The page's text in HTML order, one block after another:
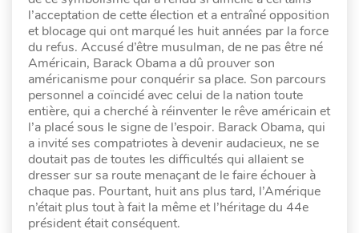
l’acceptation de cette élection et a entraîné opposition
et blocage qui ont marqué les huit années par la force
du refus. Accusé d’être musulman, de ne pas être né
Américain, Barack Obama a dû prouver son
américanisme pour conquérir sa place. Son parcours
personnel a coïncidé avec celui de la nation toute
entière, qui a cherché à réinventer le rêve américain et
l’a placé sous le signe de l’espoir. Barack Obama, qui
a invité ses compatriotes à devenir audacieux, ne se
doutait pas de toutes les difficultés qui allaient se
dresser sur sa route menaçant de le faire échouer à
chaque pas. Pourtant, huit ans plus tard, l’Amérique
n’était plus tout à fait la même et l’héritage du 44e
président était conséquent.